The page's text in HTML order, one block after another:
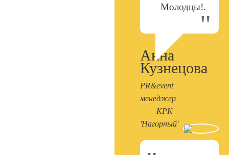
Молодцы!.
Анна
Кузнецова
PR&event
менеджер
КРК
'Нагорный'